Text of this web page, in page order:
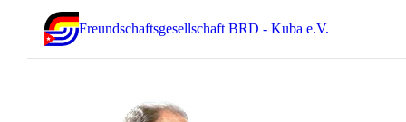
Freundschaftsgesellschaft BRD - Kuba e.V.